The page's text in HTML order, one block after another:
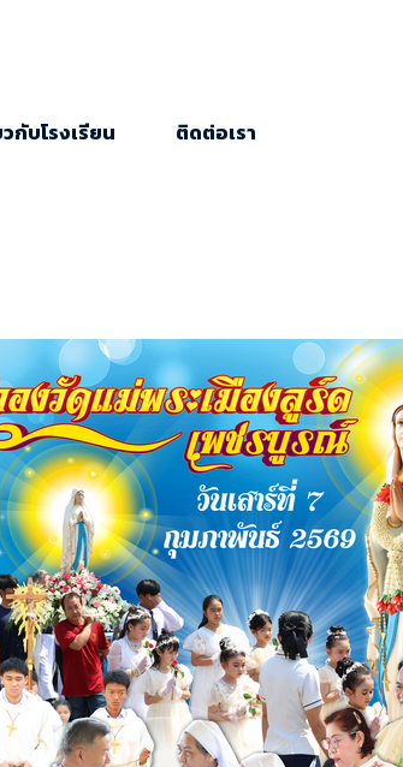
กับโรงเรียน ติดต่อเรา